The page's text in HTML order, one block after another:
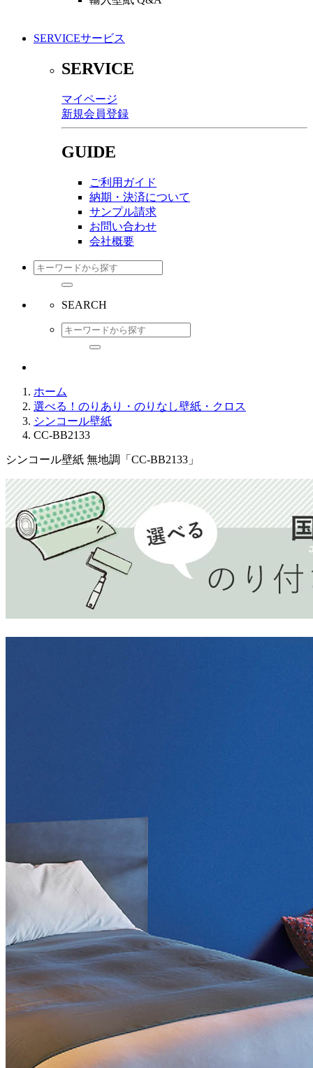
SERVICEサービス
SERVICE
マイページ
新規会員登録
GUIDE
ご利用ガイド
納期・決済について
サンプル請求
お問い合わせ
会社概要
SEARCH
ホーム
選べる！のりあり・のりなし壁紙・クロス
シンコール壁紙
CC-BB2133
シンコール壁紙 無地調「CC-BB2133」